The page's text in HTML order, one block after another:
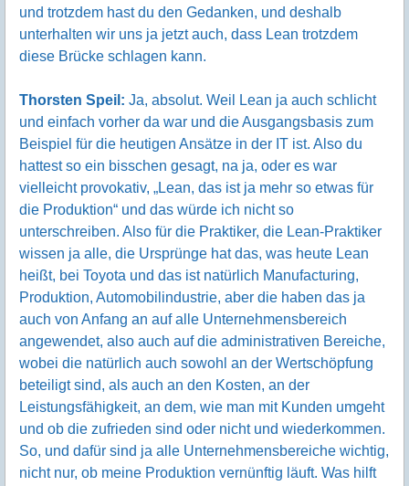
und trotzdem hast du den Gedanken, und deshalb
unterhalten wir uns ja jetzt auch, dass Lean trotzdem
diese Brücke schlagen kann.
Thorsten Speil: Ja, absolut. Weil Lean ja auch schlicht
und einfach vorher da war und die Ausgangsbasis zum
Beispiel für die heutigen Ansätze in der IT ist. Also du
hattest so ein bisschen gesagt, na ja, oder es war
vielleicht provokativ, „Lean, das ist ja mehr so etwas für
die Produktion“ und das würde ich nicht so
unterschreiben. Also für die Praktiker, die Lean-Praktiker
wissen ja alle, die Ursprünge hat das, was heute Lean
heißt, bei Toyota und das ist natürlich Manufacturing,
Produktion, Automobilindustrie, aber die haben das ja
auch von Anfang an auf alle Unternehmensbereich
angewendet, also auch auf die administrativen Bereiche,
wobei die natürlich auch sowohl an der Wertschöpfung
beteiligt sind, als auch an den Kosten, an der
Leistungsfähigkeit, an dem, wie man mit Kunden umgeht
und ob die zufrieden sind oder nicht und wiederkommen.
So, und dafür sind ja alle Unternehmensbereiche wichtig,
nicht nur, ob meine Produktion vernünftig läuft. Was hilft